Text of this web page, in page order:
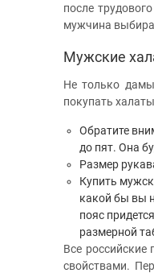
после
мужчина
Мужские
Не только
покупать
Обратите
до пят. Она
Размер
Купить
какой бы вы
пояс
размерной
Все российские
свойствами.